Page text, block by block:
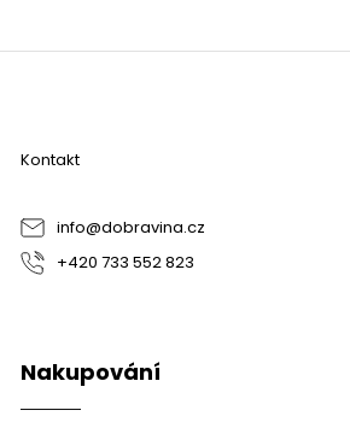
Z
Kontakt
info@dobravina.cz
+420 733 552 823
Nakupování